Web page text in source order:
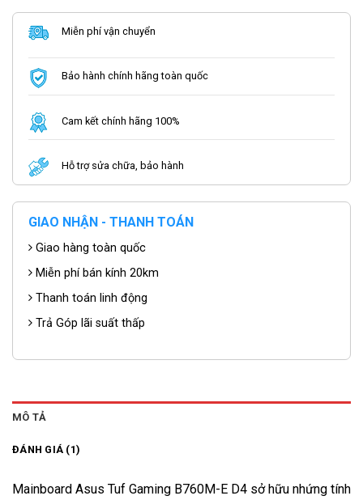
Miễn phí vận chuyển
Bảo hành chính hãng toàn quốc
Cam kết chính hãng 100%
Hỗ trợ sửa chữa, bảo hành
GIAO NHẬN - THANH TOÁN
Giao hàng toàn quốc
Miễn phí bán kính 20km
Thanh toán linh động
Trả Góp lãi suất thấp
MÔ TẢ
ĐÁNH GIÁ (1)
Mainboard Asus Tuf Gaming B760M-E D4 sở hữu nhứng tính